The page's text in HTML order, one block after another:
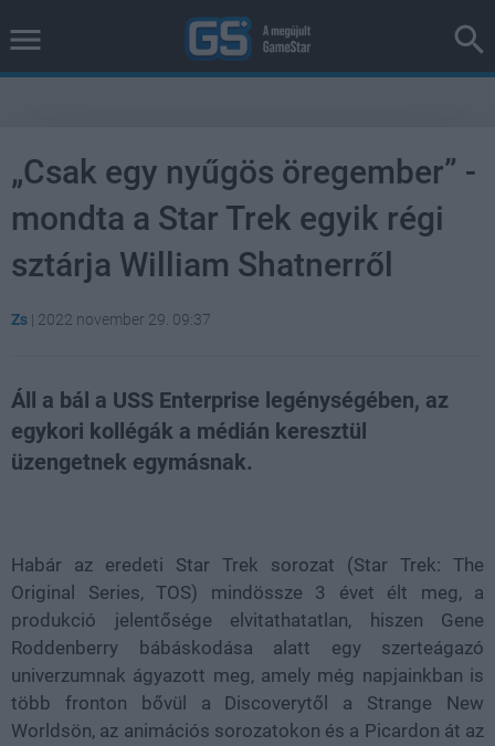
„Csak egy nyűgös öregember” -
mondta a Star Trek egyik régi
sztárja William Shatnerről
Zs | 2022 november 29. 09:37
Áll a bál a USS Enterprise legénységében, az
egykori kollégák a médián keresztül
üzengetnek egymásnak.
Habár az eredeti Star Trek sorozat (Star Trek: The
Original Series, TOS) mindössze 3 évet élt meg, a
produkció jelentősége elvitathatatlan, hiszen Gene
Roddenberry bábáskodása alatt egy szerteágazó
univerzumnak ágyazott meg, amely még napjainkban is
több fronton bővül a Discoverytől a Strange New
Worldsön, az animációs sorozatokon és a Picardon át az